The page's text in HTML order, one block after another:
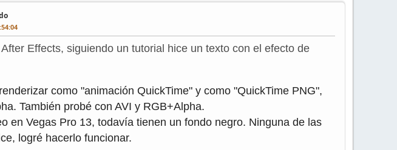
Effects, siguiendo un tutorial hice un texto con el efecto de
como "animación QuickTime" y como "QuickTime PNG",
También probé con AVI y RGB+Alpha.
en Vegas Pro 13, todavía tienen un fondo negro. Ninguna de las
logré hacerlo funcionar.